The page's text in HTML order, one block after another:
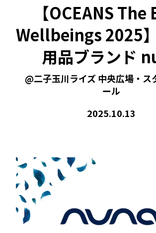
【OCEANS The
Wellbeings 2025
用品ブランド
@二子玉川ライズ 中央広場・ス
ール
2025.10.13